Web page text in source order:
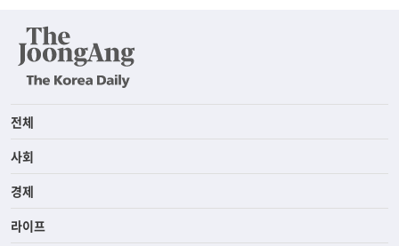
전체
사회
경제
라이프